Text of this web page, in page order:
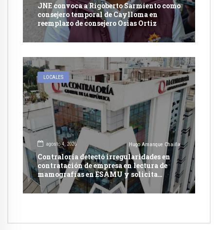
JNE convoca a Rigoberto Sarmiento como
consejero temporal de Caylloma en
reemplazo de consejero Osias Ortiz
LOCALES
agosto 4, 2026 Hugo Amanque Chaiña
Contraloría detectó irregularidades en
contratación de empresa en lectura de
mamografías en ESAMU y solicita
acciones penales contra funcionarios